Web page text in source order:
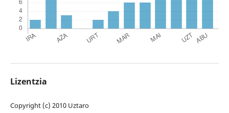
Lizentzia
Copyright (c) 2010 Uztaro